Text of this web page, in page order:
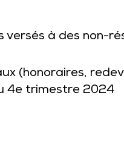
versés à des non-
(honoraires,
4e trimestre 2024